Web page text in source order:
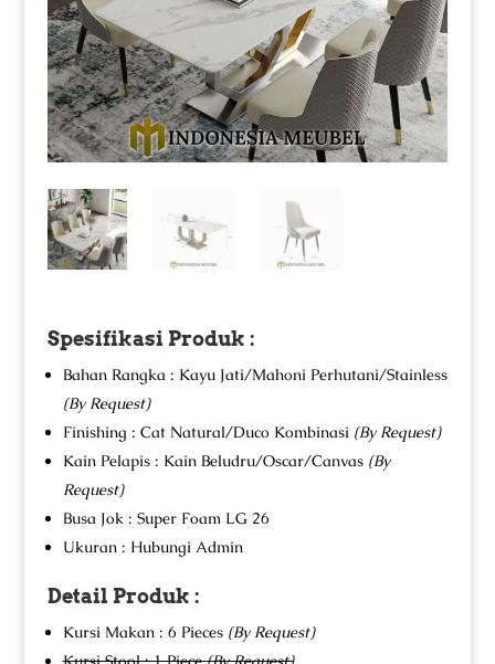
Spesifikasi Produk :
Bahan Rangka : Kayu Jati/Mahoni Perhutani/Stainless
(By Request)
Finishing : Cat Natural/Duco Kombinasi (By Request)
Kain Pelapis : Kain Beludru/Oscar/Canvas (By
Request)
Busa Jok : Super Foam LG 26
Ukuran : Hubungi Admin
Detail Produk :
Kursi Makan : 6 Pieces (By Request)